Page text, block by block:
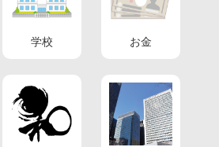
学校 お金